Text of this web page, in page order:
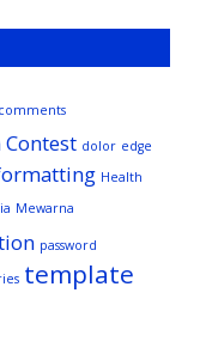
comments
Contest dolor edge
Health
Mewarna
password
template